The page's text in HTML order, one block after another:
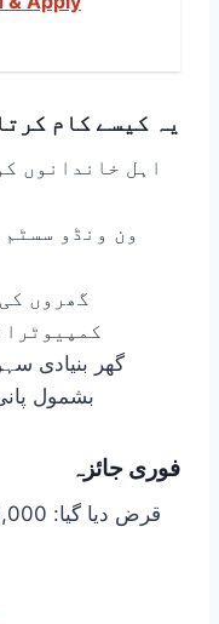
یہ کیسے کام
اہل خاندانوں
ون ونڈو
گھروں
گھر بنیادی
بشمول
فوری جائزہ
قرض دیا گیا: 64,000 (اگست تک ہدف 75,000)